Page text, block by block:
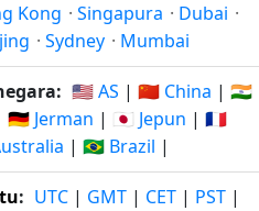
Kong · Singapura · Dubai ·
· Sydney · Mumbai
🇺🇸 AS | 🇨🇳 China | 🇮🇳
🇩🇪 Jerman | 🇯🇵 Jepun | 🇫🇷
| 🇧🇷 Brazil |
: UTC | GMT | CET | PST |